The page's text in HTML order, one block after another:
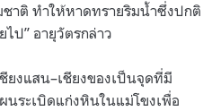
าติ ทำให้หาดทรายริมน้ำซึ่งปกติ
ไป” อายุวัตรกล่าว
ยงแสน–เชียงของเป็นจุดที่มี
ระเบิดแก่งหินในแม่โขงเพื่อ